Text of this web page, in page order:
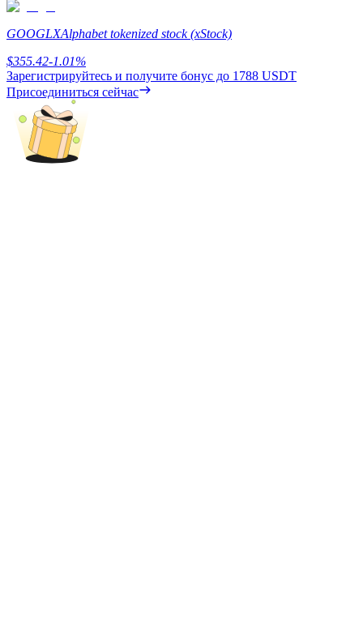
GOOGLXAlphabet tokenized stock (xStock)
$355.42-1.01%
Зарегистрируйтесь и получите бонус до 1788 USDT
Присоединиться сейчас